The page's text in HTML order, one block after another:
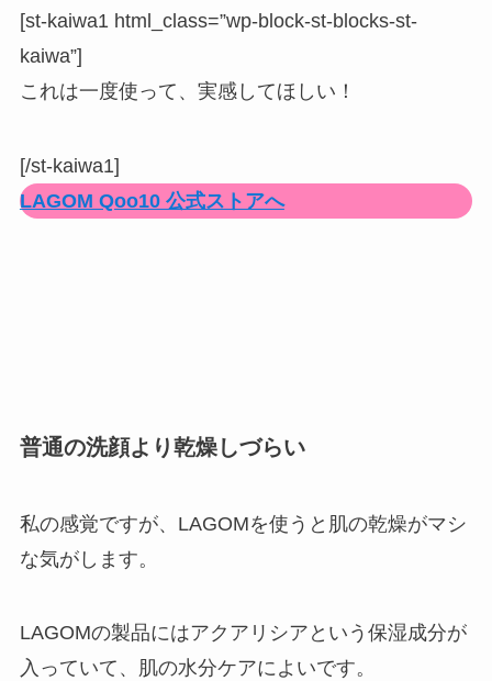
[st-kaiwa1 html_class=”wp-block-st-blocks-st-
kaiwa”]
これは一度使って、実感してほしい！
[/st-kaiwa1]
LAGOM Qoo10 公式ストアへ
普通の洗顔より乾燥しづらい
私の感覚ですが、LAGOMを使うと肌の乾燥がマシ
な気がします。
LAGOMの製品にはアクアリシアという保湿成分が
入っていて、肌の水分ケアによいです。